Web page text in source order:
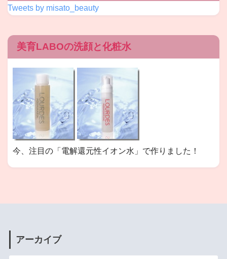
Tweets by misato_beauty
美育LABOの洗顔と化粧水
今、注目の「電解還元性イオン水」で作りました！
アーカイブ